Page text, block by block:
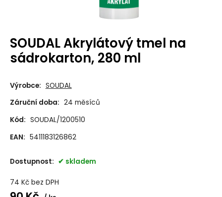
SOUDAL Akrylátový tmel na
sádrokarton, 280 ml
Výrobce: SOUDAL
Záruční doba: 24 měsíců
Kód: SOUDAL/1200510
EAN: 5411183126862
Dostupnost: skladem
74 Kč bez DPH